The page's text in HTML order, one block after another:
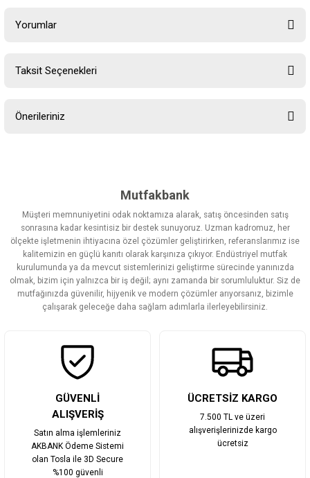
Yorumlar
Taksit Seçenekleri
Önerileriniz
Görüş ve önerileriniz için teşekkür ederiz.
Ürün resmi kalitesiz, bozuk veya görüntülenemiyor.
Ürün açıklamasında eksik bilgiler bulunuyor.
Ürün bilgilerinde hatalar bulunuyor.
Ürün fiyatı diğer sitelerden daha pahalı.
Bu ürüne benzer farklı alternatifler olmalı.
Mutfakbank
Müşteri memnuniyetini odak noktamıza alarak, satış öncesinden satış
sonrasına kadar kesintisiz bir destek sunuyoruz. Uzman kadromuz, her
ölçekte işletmenin ihtiyacına özel çözümler geliştirirken, referanslarımız ise
kalitemizin en güçlü kanıtı olarak karşınıza çıkıyor. Endüstriyel mutfak
kurulumunda ya da mevcut sistemlerinizi geliştirme sürecinde yanınızda
olmak, bizim için yalnızca bir iş değil; aynı zamanda bir sorumluluktur. Siz de
mutfağınızda güvenilir, hijyenik ve modern çözümler arıyorsanız, bizimle
çalışarak geleceğe daha sağlam adımlarla ilerleyebilirsiniz.
GÜVENLİ
ALIŞVERİŞ
Satın alma işlemleriniz
AKBANK Ödeme Sistemi
olan Tosla ile 3D Secure
%100 güvenli
ÜCRETSİZ KARGO
7.500 TL ve üzeri
alışverişlerinizde kargo
ücretsiz